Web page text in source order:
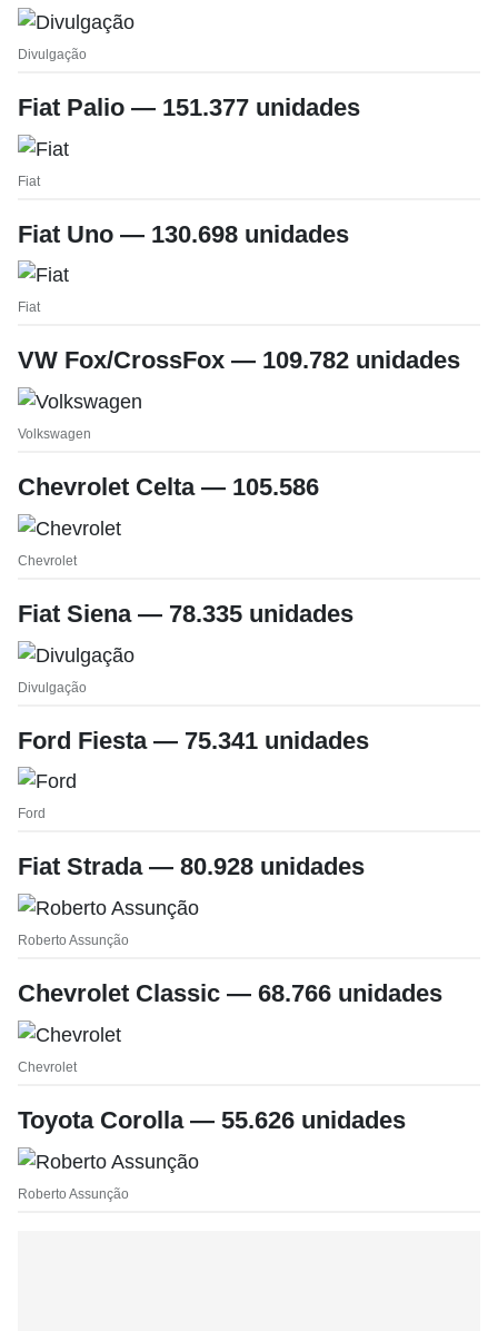
Divulgação
Fiat Palio — 151.377 unidades
Fiat
Fiat Uno — 130.698 unidades
Fiat
VW Fox/CrossFox — 109.782 unidades
Volkswagen
Chevrolet Celta — 105.586
Chevrolet
Fiat Siena — 78.335 unidades
Divulgação
Ford Fiesta — 75.341 unidades
Ford
Fiat Strada — 80.928 unidades
Roberto Assunção
Chevrolet Classic — 68.766 unidades
Chevrolet
Toyota Corolla — 55.626 unidades
Roberto Assunção